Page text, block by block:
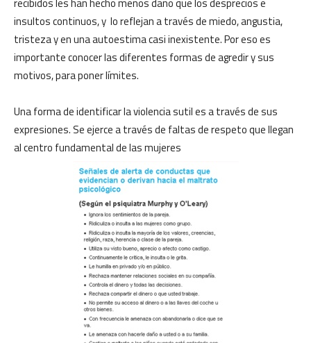
insultos continuos, y lo reflejan a través de miedo, angustia,
tristeza y en una autoestima casi inexistente. Por eso es
importante conocer las diferentes formas de agredir y sus
motivos, para poner límites.
Una forma de identificar la violencia sutil es a través de sus
expresiones. Se ejerce a través de faltas de respeto que llegan
al centro fundamental de las mujeres